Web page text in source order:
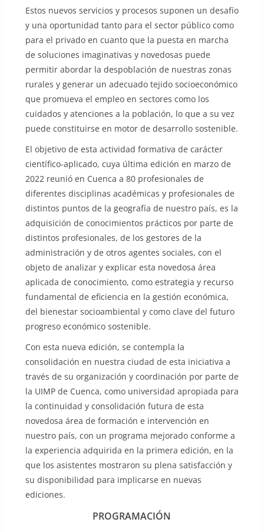
Estos nuevos servicios y procesos suponen un desafío
y una oportunidad tanto para el sector público como
para el privado en cuanto que la puesta en marcha
de soluciones imaginativas y novedosas puede
permitir abordar la despoblación de nuestras zonas
rurales y generar un adecuado tejido socioeconómico
que promueva el empleo en sectores como los
cuidados y atenciones a la población, lo que a su vez
puede constituirse en motor de desarrollo sostenible.
El objetivo de esta actividad formativa de carácter
científico-aplicado, cuya última edición en marzo de
2022 reunió en Cuenca a 80 profesionales de
diferentes disciplinas académicas y profesionales de
distintos puntos de la geografía de nuestro país, es la
adquisición de conocimientos prácticos por parte de
distintos profesionales, de los gestores de la
administración y de otros agentes sociales, con el
objeto de analizar y explicar esta novedosa área
aplicada de conocimiento, como estrategia y recurso
fundamental de eficiencia en la gestión económica,
del bienestar socioambiental y como clave del futuro
progreso económico sostenible.
Con esta nueva edición, se contempla la
consolidación en nuestra ciudad de esta iniciativa a
través de su organización y coordinación por parte de
la UIMP de Cuenca, como universidad apropiada para
la continuidad y consolidación futura de esta
novedosa área de formación e intervención en
nuestro país, con un programa mejorado conforme a
la experiencia adquirida en la primera edición, en la
que los asistentes mostraron su plena satisfacción y
su disponibilidad para implicarse en nuevas
ediciones.
PROGRAMACIÓN